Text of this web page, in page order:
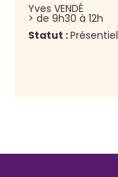
Yves VENDÉ
> de 9h30 à 12h
Statut :Présentiel